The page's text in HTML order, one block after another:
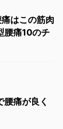
はこの筋肉
腰痛10のチ
腰痛が良く